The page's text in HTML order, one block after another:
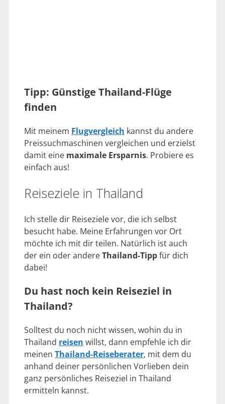
Tipp: Günstige Thailand-Flüge
finden
Mit meinem Flugvergleich kannst du andere
Preissuchmaschinen vergleichen und erzielst
damit eine maximale Ersparnis. Probiere es
einfach aus!
Reiseziele in Thailand
Ich stelle dir Reiseziele vor, die ich selbst
besucht habe. Meine Erfahrungen vor Ort
möchte ich mit dir teilen. Natürlich ist auch
der ein oder andereThailand-Tippfür dich
dabei!
Du hast noch kein Reiseziel in
Thailand?
Solltest du noch nicht wissen, wohin du in
Thailand reisen willst, dann empfehle ich dir
meinen Thailand-Reiseberater, mit dem du
anhand deiner persönlichen Vorlieben dein
ganz persönliches Reiseziel in Thailand
ermitteln kannst.